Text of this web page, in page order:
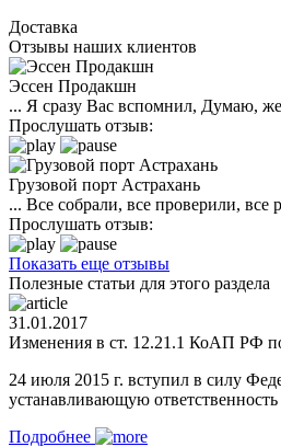
Доставка
Отзывы наших клиентов
Эссен Продакшн
... Я сразу Вас вспомнил, Думаю,
Прослушать отзыв:
Грузовой порт Астрахань
... Все собрали, все проверили,
Прослушать отзыв:
Показать еще отзывы
Полезные статьи для этого раздела
31.01.2017
Изменения в ст. 12.21.1 КоАП РФ
24 июля 2015 г. вступил в силу
устанавливающую
Подробнее